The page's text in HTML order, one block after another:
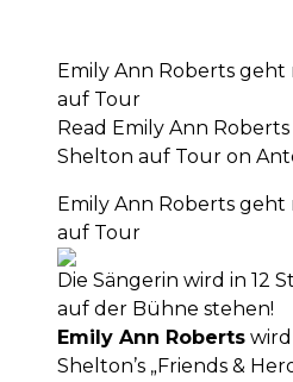
Emily Ann Roberts
auf Tour
Read Emily Ann
Shelton auf Tour on
Emily Ann Roberts
auf Tour
Die Sängerin wird in 12
auf der Bühne stehen!
Emily Ann Roberts
Shelton’s „Friends &